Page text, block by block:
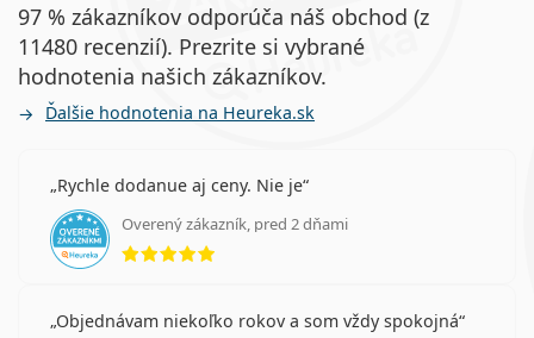
97 % zákazníkov odporúča náš obchod (z
11480 recenzií). Prezrite si vybrané
hodnotenia našich zákazníkov.
Ďalšie hodnotenia na Heureka.sk
Rychle dodanue aj ceny. Nie je
Overený zákazník, pred 2 dňami
hodnotenie 5 z 5
Objednávam niekoľko rokov a som vždy spokojná